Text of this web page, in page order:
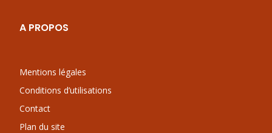
A PROPOS
Mentions légales
Conditions d’utilisations
Contact
Plan du site